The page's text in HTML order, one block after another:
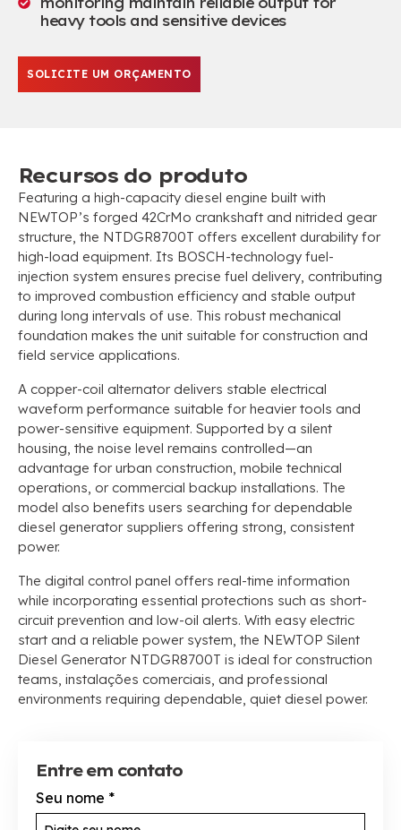
heavy tools and sensitive devices
SOLICITE UM ORÇAMENTO
Recursos do produto
Featuring a high-capacity diesel engine built with
NEWTOP’s forged 42CrMo crankshaft and nitrided gear
structure, the NTDGR8700T offers excellent durability for
high-load equipment. Its BOSCH-technology fuel-
injection system ensures precise fuel delivery, contributing
to improved combustion efficiency and stable output
during long intervals of use. This robust mechanical
foundation makes the unit suitable for construction and
field service applications.
A copper-coil alternator delivers stable electrical
waveform performance suitable for heavier tools and
power-sensitive equipment. Supported by a silent
housing, the noise level remains controlled—an
advantage for urban construction, mobile technical
operations, or commercial backup installations. The
model also benefits users searching for dependable
diesel generator suppliers offering strong, consistent
power.
The digital control panel offers real-time information
while incorporating essential protections such as short-
circuit prevention and low-oil alerts. With easy electric
start and a reliable power system, the NEWTOP Silent
Diesel Generator NTDGR8700T is ideal for construction
teams, instalações comerciais, and professional
environments requiring dependable, quiet diesel power.
Entre em contato
Seu nome *